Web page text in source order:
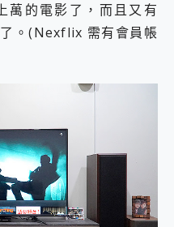
的電影了，而且又有
。(Nexflix 需有會員帳